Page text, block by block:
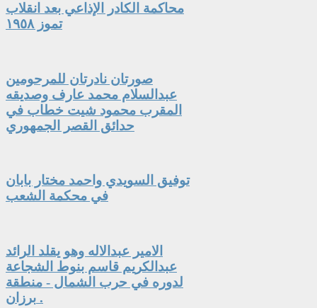
محاكمة الكادر الإذاعي بعد انقلاب
تموز ١٩٥٨
صورتان نادرتان للمرحومين
عبدالسلام محمد عارف وصديقه
المقرب محمود شيت خطاب في
حدائق القصر الجمهوري
توفيق السويدي واحمد مختار بابان
في محكمة الشعب
الامير عبدالاله وهو يقلد الرائد
عبدالكريم قاسم بنوط الشجاعة
لدوره في حرب الشمال - منطقة
برزان .